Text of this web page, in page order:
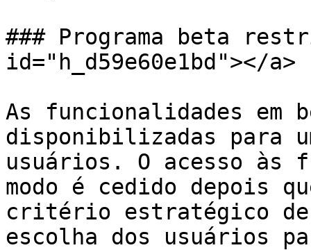
### Programa beta
id="h_d59e60e1bd"></a>
As funcionalidades
disponibilizadas para
usuários. O acesso às
modo é cedido depois
critério estratégico
escolha dos usuários